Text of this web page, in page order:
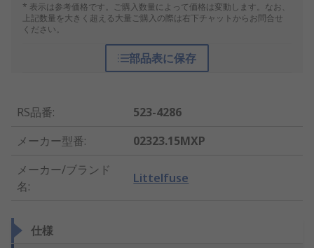
* 表示は参考価格です。ご購入数量によって価格は変動します。なお、
上記数量を大きく超える大量ご購入の際は右下チャットからお問合せ
ください。
部品表に保存
RS品番:
523-4286
メーカー型番:
02323.15MXP
メーカー/ブランド
名:
Littelfuse
仕様